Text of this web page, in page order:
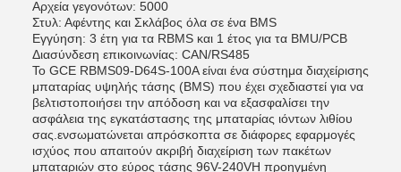
Αρχεία γεγονότων: 5000
Στυλ: Αφέντης και Σκλάβος όλα σε ένα BMS
Εγγύηση: 3 έτη για τα RBMS και 1 έτος για τα BMU/PCB
Διασύνδεση επικοινωνίας: CAN/RS485
Το GCE RBMS09-D64S-100A είναι ένα σύστημα διαχείρισης
μπαταρίας υψηλής τάσης (BMS) που έχει σχεδιαστεί για να
βελτιστοποιήσει την απόδοση και να εξασφαλίσει την
ασφάλεια της εγκατάστασης της μπαταρίας ιόντων λιθίου
σας.ενσωματώνεται απρόσκοπτα σε διάφορες εφαρμογές
ισχύος που απαιτούν ακριβή διαχείριση των πακέτων
μπαταριών στο εύρος τάσης 96V-240VΗ προηγμένη